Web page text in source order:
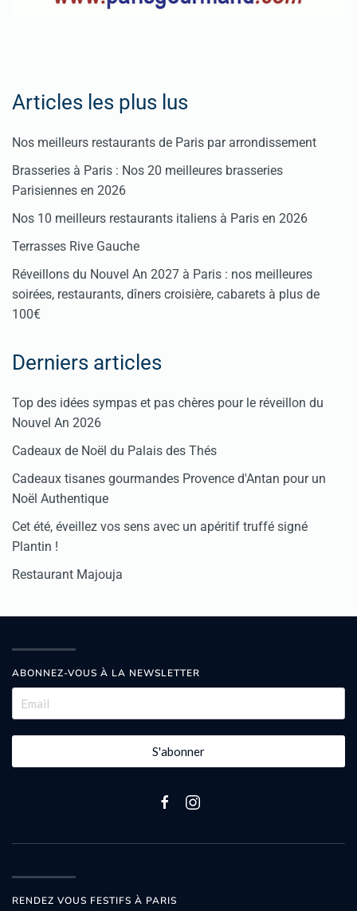
Articles les plus lus
Nos meilleurs restaurants de Paris par arrondissement
Brasseries à Paris : Nos 20 meilleures brasseries
Parisiennes en 2026
Nos 10 meilleurs restaurants italiens à Paris en 2026
Terrasses Rive Gauche
Réveillons du Nouvel An 2027 à Paris : nos meilleures
soirées, restaurants, dîners croisière, cabarets à plus de
100€
Derniers articles
Top des idées sympas et pas chères pour le réveillon du
Nouvel An 2026
Cadeaux de Noël du Palais des Thés
Cadeaux tisanes gourmandes Provence d'Antan pour un
Noël Authentique
Cet été, éveillez vos sens avec un apéritif truffé signé
Plantin !
Restaurant Majouja
ABONNEZ-VOUS À LA NEWSLETTER
S'abonner
RENDEZ VOUS FESTIFS À PARIS